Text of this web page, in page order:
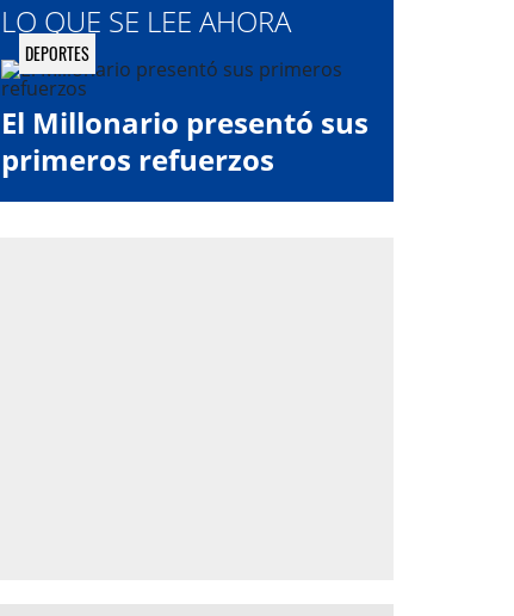
LO QUE SE LEE AHORA
DEPORTES
El Millonario presentó sus
primeros refuerzos